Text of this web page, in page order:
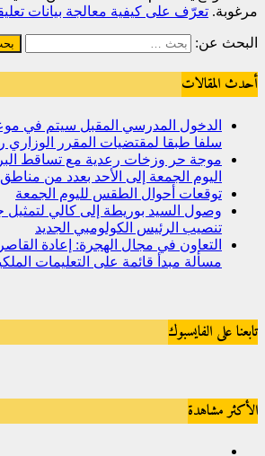
مرغوبة. تعرّف على كيفية معالجة بيانات
البحث عن:
أحدث المقالات
الدخول المدرسي المقبل سیتم في
سلفا طبقا لمقتضیات المقرر الوزاري رقم
موجة حر وزخات رعدية مع تساقط
اليوم الجمعة إلى الأحد بعدد من
توقعات أحوال الطقس لليوم الجمعة
وصول السيد بوريطة إلى كالي لتمثيل
تنصيب الرئيس الكولومبي الجديد
التعاون في مجال الهجرة: إعادة
مسألة مبدأ قائمة على التعليمات
تابعنا على الفايسبوك
الأكثر مشاهدة